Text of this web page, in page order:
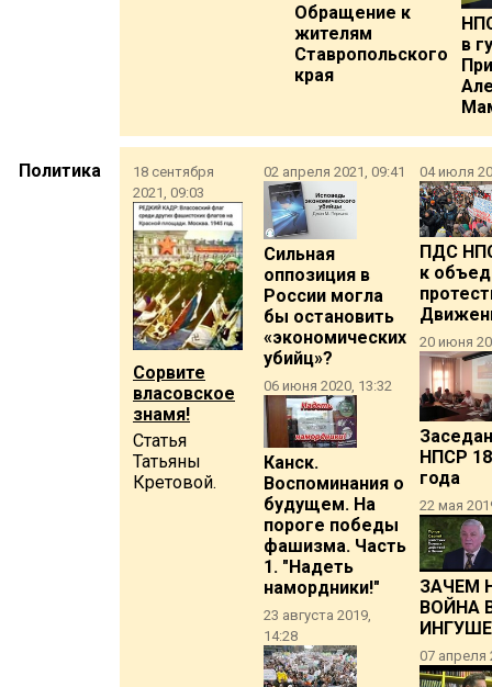
Обращение к
жителям
Ставропольского
края
в
Политика
18 сентября
2021, 09:03
Сорвите
власовское
знамя!
Статья
Татьяны
Кретовой.
02 апреля 2021, 09:41
Сильная
оппозиция в
России могла
бы остановить
«экономических
убийц»?
06 июня 2020, 13:32
Канск.
Воспоминания о
будущем. На
пороге победы
фашизма. Часть
1. "Надеть
намордники!"
23 августа 2019,
14:28
04 июля
ПДС
к
20 июня
НПСР
года
22 мая
ЗАЧЕМ
ВОЙНА
07 апреля